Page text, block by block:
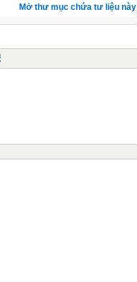
Mở thư mục chứa tư liệu này